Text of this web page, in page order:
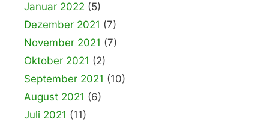
Januar 2022 (5)
Dezember 2021 (7)
November 2021 (7)
Oktober 2021 (2)
September 2021 (10)
August 2021 (6)
Juli 2021 (11)